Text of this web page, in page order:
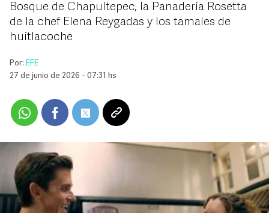
Bosque de Chapultepec, la Panadería Rosetta
de la chef Elena Reygadas y los tamales de
huitlacoche
Por: EFE
27 de junio de 2026 - 07:31 hs